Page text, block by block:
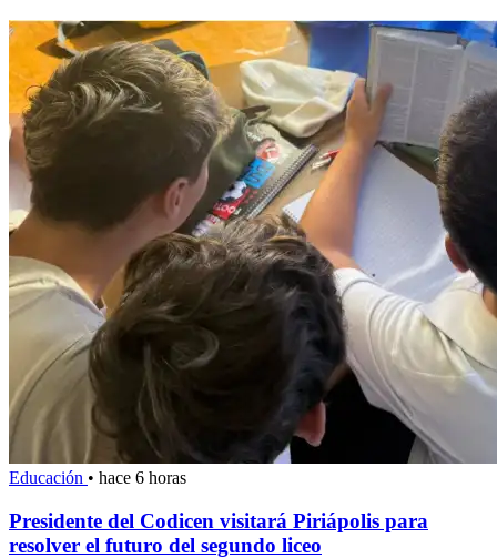
Educación • hace 6 horas
Presidente del Codicen visitará Piriápolis para
resolver el futuro del segundo liceo